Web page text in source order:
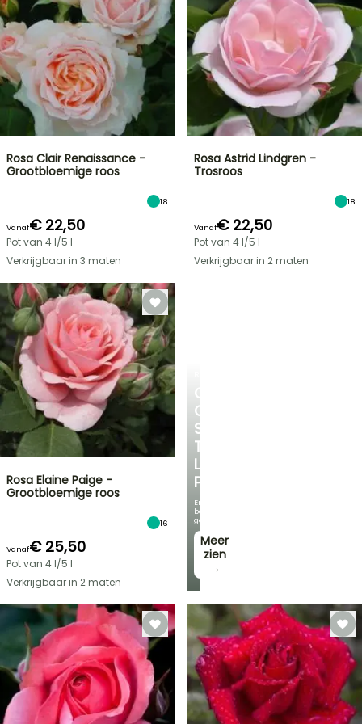
FLASH-
SALES
TOT
30%
ONTDEK
ONZE
SELECTIE
TEGEN
LAGE
PRIJZEN
En
bespaar
geld!
Meer
zien
→
Rosa Clair Renaissance -
Grootbloemige roos
18
Vanaf€ 22,50
Pot van 4 l/5 l
Verkrijgbaar in 3 maten
Rosa Astrid Lindgren -
Trosroos
18
Vanaf€ 22,50
Pot van 4 l/5 l
Verkrijgbaar in 2 maten
Rosa Elaine Paige -
Grootbloemige roos
16
Vanaf€ 25,50
Pot van 4 l/5 l
Verkrijgbaar in 2 maten